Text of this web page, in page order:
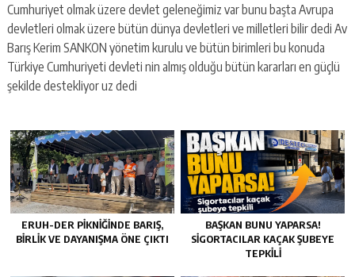
Cumhuriyet olmak üzere devlet geleneğimiz var bunu başta Avrupa
devletleri olmak üzere bütün dünya devletleri ve milletleri bilir dedi Av
Barış Kerim SANKON yönetim kurulu ve bütün birimleri bu konuda
Türkiye Cumhuriyeti devleti nin almış olduğu bütün kararları en güçlü
şekilde destekliyor uz dedi
ERUH-DER PIKNIĞINDE BARIŞ,
BIRLIK VE DAYANIŞMA ÖNE ÇIKTI
BAŞKAN BUNU YAPARSA!
SIGORTACILAR KAÇAK ŞUBEYE
TEPKILI